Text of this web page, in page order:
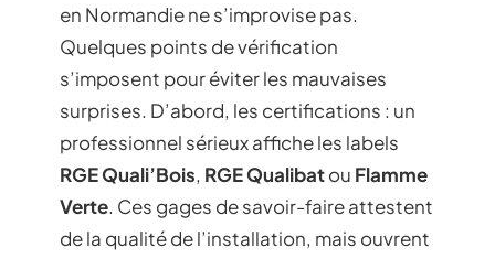
en Normandie ne s’improvise pas.
Quelques points de vérification
s’imposent pour éviter les mauvaises
surprises. D’abord, les certifications : un
professionnel sérieux affiche les labels
RGE Quali’Bois, RGE Qualibatou Flamme
Verte. Ces gages de savoir-faire attestent
de la qualité de l’installation, mais ouvrent